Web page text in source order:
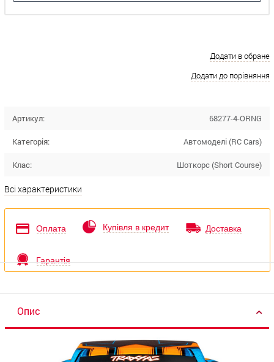
Додати в обране
Додати до порівняння
Артикул: 68277-4-ORNG
Категорія: Автомоделі (RC Cars)
Клас: Шоткорс (Short Course)
Всі характеристики
Оплата Купівля в кредит Доставка
Гарантія
Опис